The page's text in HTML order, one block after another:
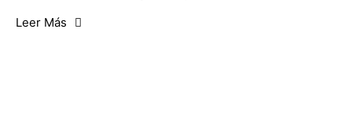
Leer Más